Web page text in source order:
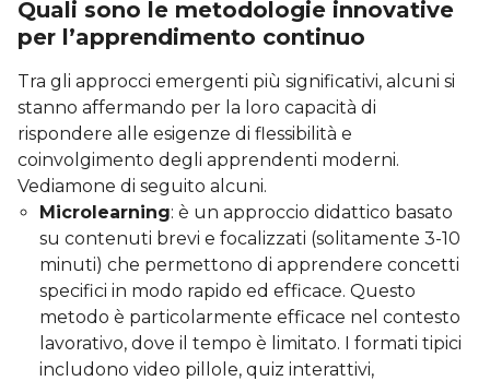
Quali sono le metodologie innovative
per l’apprendimento continuo
Tra gli approcci emergenti più significativi, alcuni si
stanno affermando per la loro capacità di
rispondere alle esigenze di flessibilità e
coinvolgimento degli apprendenti moderni.
Vediamone di seguito alcuni.
Microlearning: è un approccio didattico basato
su contenuti brevi e focalizzati (solitamente 3-10
minuti) che permettono di apprendere concetti
specifici in modo rapido ed efficace. Questo
metodo è particolarmente efficace nel contesto
lavorativo, dove il tempo è limitato. I formati tipici
includono video pillole, quiz interattivi,